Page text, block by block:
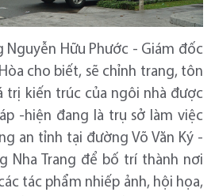
Nguyễn Hữu Phước - Giám đốc
cho biết, sẽ chỉnh trang, tôn
trị kiến trúc của ngôi nhà được
-hiện đang là trụ sở làm việc
an tỉnh tại đường Võ Văn Ký -
Nha Trang để bố trí thành nơi
tác phẩm nhiếp ảnh, hội họa,